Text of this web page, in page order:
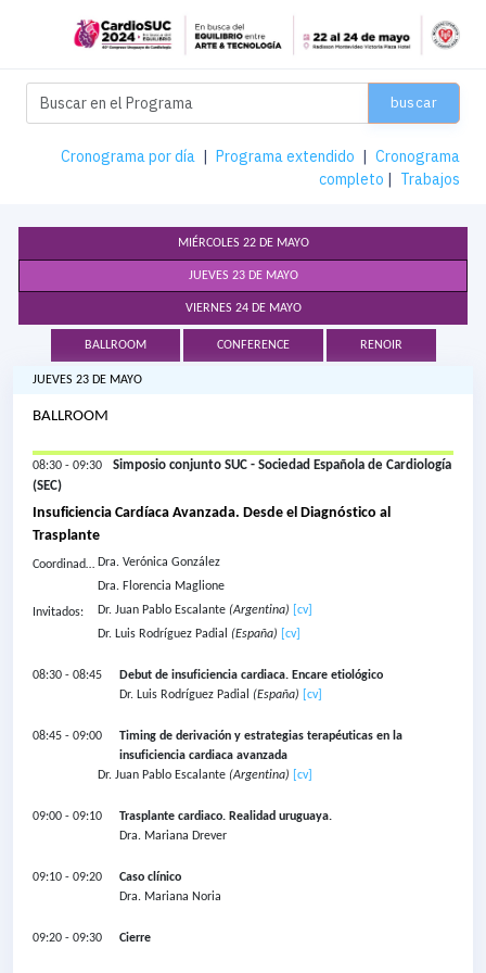
buscar
Cronograma por día | Programa extendido | Cronograma
completo | Trabajos
MIÉRCOLES 22 DE MAYO
JUEVES 23 DE MAYO
VIERNES 24 DE MAYO
BALLROOM CONFERENCE RENOIR
JUEVES 23 DE MAYO
BALLROOM
08:30 - 09:30
Simposio conjunto SUC - Sociedad Española de Cardiología
(SEC)
Insuficiencia Cardíaca Avanzada. Desde el Diagnóstico al
Trasplante
Coordinador Dra. Verónica González
Dra. Florencia Maglione
Invitados:
Dr. Juan Pablo Escalante (Argentina)
[cv]
Dr. Luis Rodríguez Padial (España) [cv]
08:30 - 08:45
Debut de insuficiencia cardiaca. Encare etiológico
Dr. Luis Rodríguez Padial (España) [cv]
08:45 - 09:00
Timing de derivación y estrategias terapéuticas en la
insuficiencia cardiaca avanzada
Dr. Juan Pablo Escalante (Argentina) [cv]
09:00 - 09:10
Trasplante cardiaco. Realidad uruguaya.
Dra. Mariana Drever
09:10 - 09:20
Caso clínico
Dra. Mariana Noria
09:20 - 09:30 Cierre